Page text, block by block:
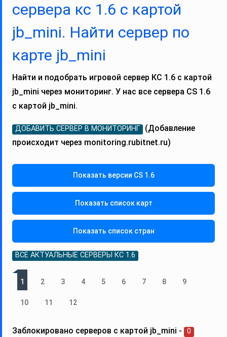
сервера кс 1.6 с картой
jb_mini. Найти сервер по
карте jb_mini
Найти и подобрать игровой сервер КС 1.6 с картой
jb_mini через мониторинг. У нас все сервера CS 1.6
с картой jb_mini.
ДОБАВИТЬ СЕРВЕР В МОНИТОРИНГ (Добавление
происходит через monitoring.rubitnet.ru)
Показать версии CS 1.6
Показать список карт
Показать список стран
ВСЕ АКТУАЛЬНЫЕ СЕРВЕРЫ КС 1.6
1 2 3 4 5 6 7 8 9
10 11 12
Заблокировано серверов с картой jb_mini - 0